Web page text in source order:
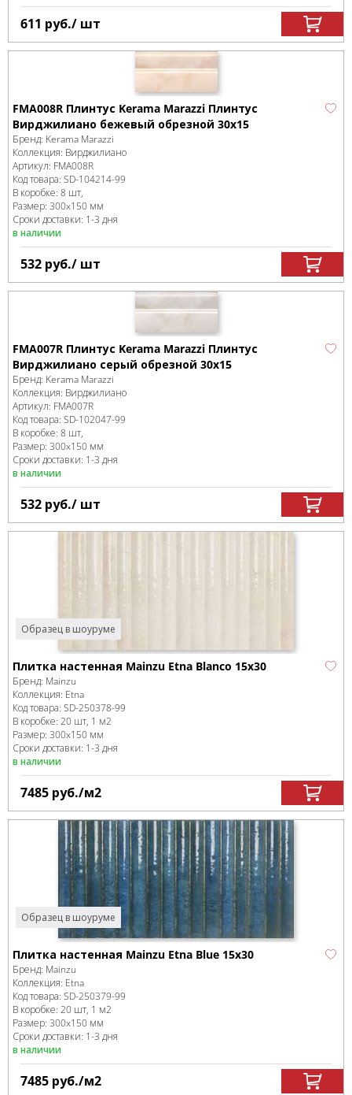
611 руб./ шт
FMA008R Плинтус Kerama Marazzi Плинтус
Вирджилиано бежевый обрезной 30x15
Бренд: Kerama Marazzi
Коллекция: Вирджилиано
Артикул: FMA008R
Код товара: SD-104214-99
В коробке: 8 шт,
Размер: 300x150 мм
Сроки доставки: 1-3 дня
в наличии
532 руб./ шт
FMA007R Плинтус Kerama Marazzi Плинтус
Вирджилиано серый обрезной 30x15
Бренд: Kerama Marazzi
Коллекция: Вирджилиано
Артикул: FMA007R
Код товара: SD-102047-99
В коробке: 8 шт,
Размер: 300x150 мм
Сроки доставки: 1-3 дня
в наличии
532 руб./ шт
Образец в шоуруме
Плитка настенная Mainzu Etna Blanco 15x30
Бренд: Mainzu
Коллекция: Etna
Код товара: SD-250378-99
В коробке: 20 шт, 1 м2
Размер: 300x150 мм
Сроки доставки: 1-3 дня
в наличии
7485 руб./м2
Образец в шоуруме
Плитка настенная Mainzu Etna Blue 15x30
Бренд: Mainzu
Коллекция: Etna
Код товара: SD-250379-99
В коробке: 20 шт, 1 м2
Размер: 300x150 мм
Сроки доставки: 1-3 дня
в наличии
7485 руб./м2